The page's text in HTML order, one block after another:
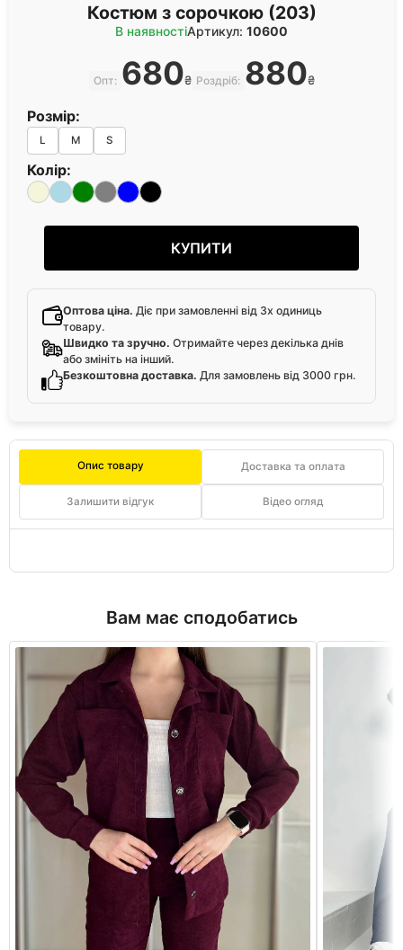
Костюм з сорочкою (203)
В наявностіАртикул: 10600
Опт: 680₴ Роздріб: 880₴
Розмір:
L M S
Колір:
КУПИТИ
Оптова ціна. Діє при замовленні від 3х одиниць
товару.
Швидко та зручно. Отримайте через декілька днів
або змініть на інший.
Безкоштовна доставка. Для замовлень від 3000 грн.
Опис товару Доставка та оплата
Залишити відгук Відео огляд
Вам має сподобатись